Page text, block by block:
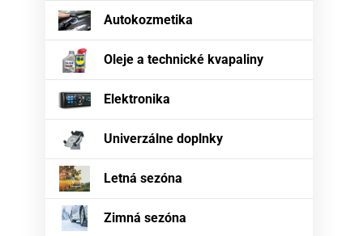
Autokozmetika
Oleje a technické kvapaliny
Elektronika
Univerzálne doplnky
Letná sezóna
Zimná sezóna